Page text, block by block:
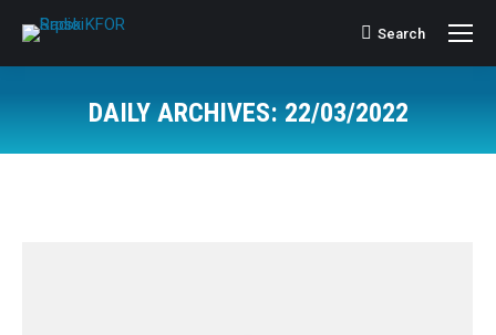
Search:
Search
DAILY ARCHIVES: 22/03/2022